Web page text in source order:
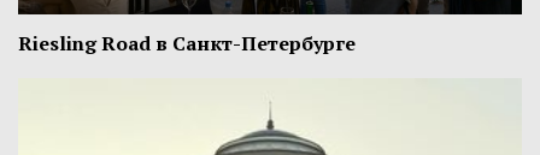
Riesling Road в Санкт-Петербурге